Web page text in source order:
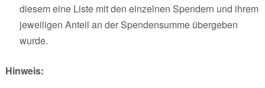
diesem eine Liste mit den einzelnen Spendern und ihrem
jeweiligen Anteil an der Spendensumme übergeben
wurde.
Hinweis: